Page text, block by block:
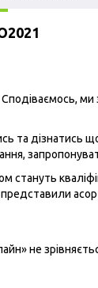
та дізнатись
стануть
не